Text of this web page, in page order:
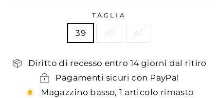
TAGLIA
39 40 41
Diritto di recesso entro 14 giorni dal ritiro
Pagamenti sicuri con PayPal
Magazzino basso, 1 articolo rimasto